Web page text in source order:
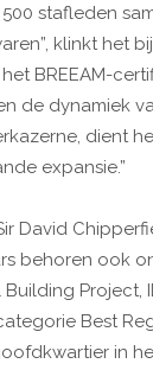
stafleden
klinkt het
BREEAM-
de dynamiek
dient
expansie.”
David
behoren ook
Project,
Best
in